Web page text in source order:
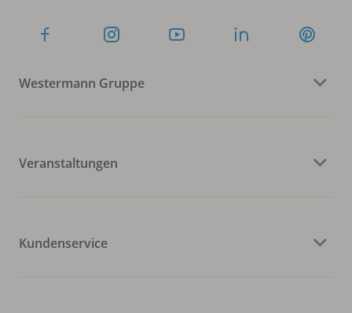
Westermann Gruppe
Veranstaltungen
Kundenservice